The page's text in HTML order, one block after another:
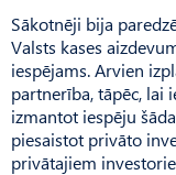
Sākotnēji bija
Valsts kases
iespējams. Arvien
partnerība, tāpēc, lai
izmantot iespēju
piesaistot privāto
privātajiem